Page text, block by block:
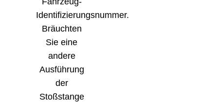
Identifizierungsnummer.
Bräuchten
Sie eine
andere
Ausführung
der
Stoßstange